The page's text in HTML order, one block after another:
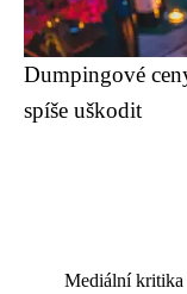
Dumpingové
spíše uškodit
Mediální kritika